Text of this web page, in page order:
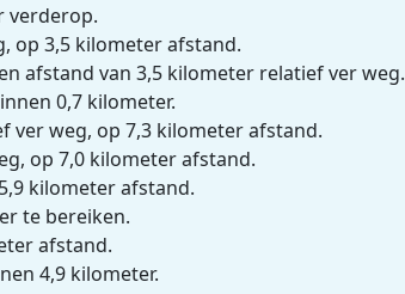
verderop.
op 3,5 kilometer afstand.
afstand van 3,5 kilometer relatief ver weg.
0,7 kilometer.
ver weg, op 7,3 kilometer afstand.
op 7,0 kilometer afstand.
kilometer afstand.
te bereiken.
afstand.
4,9 kilometer.